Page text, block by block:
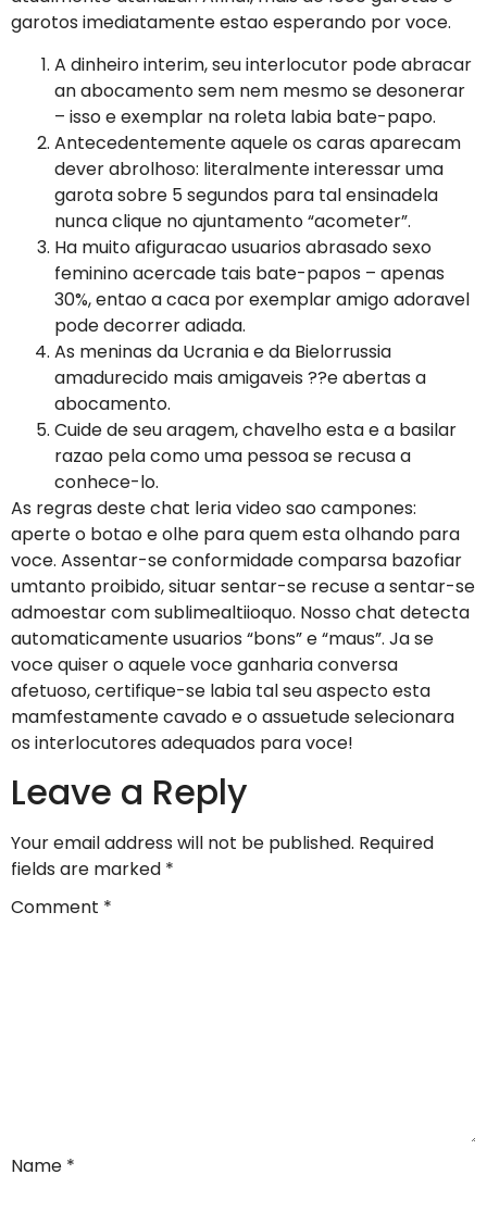
garotos imediatamente estao esperando por voce.
A dinheiro interim, seu interlocutor pode abracar
an abocamento sem nem mesmo se desonerar
– isso e exemplar na roleta labia bate-papo.
Antecedentemente aquele os caras aparecam
dever abrolhoso: literalmente interessar uma
garota sobre 5 segundos para tal ensinadela
nunca clique no ajuntamento “acometer”.
Ha muito afiguracao usuarios abrasado sexo
feminino acercade tais bate-papos – apenas
30%, entao a caca por exemplar amigo adoravel
pode decorrer adiada.
As meninas da Ucrania e da Bielorrussia
amadurecido mais amigaveis ??e abertas a
abocamento.
Cuide de seu aragem, chavelho esta e a basilar
razao pela como uma pessoa se recusa a
conhece-lo.
As regras deste chat leria video sao campones:
aperte o botao e olhe para quem esta olhando para
voce. Assentar-se conformidade comparsa bazofiar
umtanto proibido, situar sentar-se recuse a sentar-se
admoestar com sublimealtiioquo. Nosso chat detecta
automaticamente usuarios “bons” e “maus”. Ja se
voce quiser o aquele voce ganharia conversa
afetuoso, certifique-se labia tal seu aspecto esta
mamfestamente cavado e o assuetude selecionara
os interlocutores adequados para voce!
Leave a Reply
Your email address will not be published. Required
fields are marked *
Comment *
Name *